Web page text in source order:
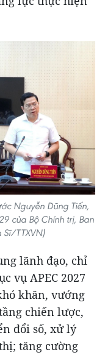
Nguyễn Dũng Tiến,
của Bộ Chính trị, Ban
Sĩ/TTXVN)
lãnh đạo, chỉ
vụ APEC 2027
khăn, vướng
chiến lược,
đổi số, xử lý
tăng cường